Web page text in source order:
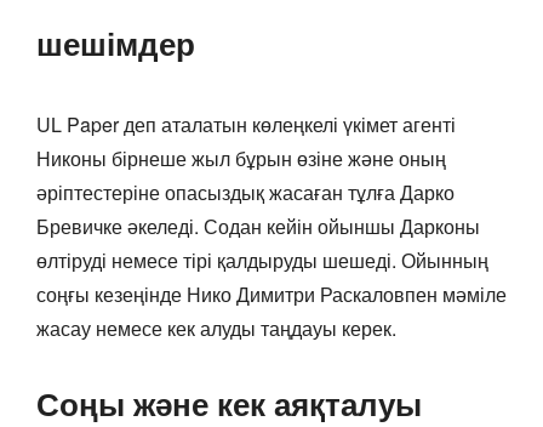
шешімдер
UL Paper деп аталатын көлеңкелі үкімет агенті
Никоны бірнеше жыл бұрын өзіне және оның
әріптестеріне опасыздық жасаған тұлға Дарко
Бревичке әкеледі. Содан кейін ойыншы Дарконы
өлтіруді немесе тірі қалдыруды шешеді. Ойынның
соңғы кезеңінде Нико Димитри Раскаловпен мәміле
жасау немесе кек алуды таңдауы керек.
Соңы және кек аяқталуы